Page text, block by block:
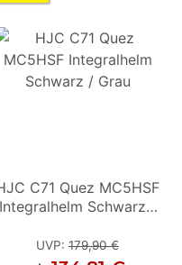
C71 Quez MC5HSF
Schwarz /
UVP:179,90 €
C71 Quez MC5HSF
Integralhelm Schwarz /
UVP: 179,90 €